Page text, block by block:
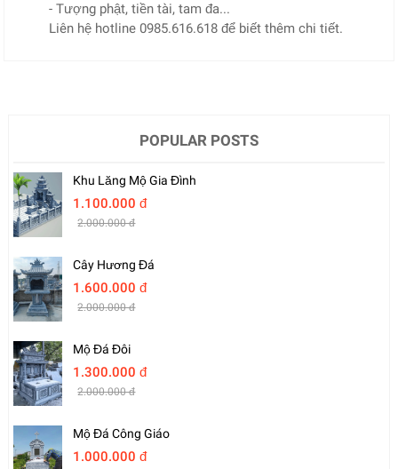
- Tượng phật, tiền tài, tam đa...
Liên hệ hotline 0985.616.618 để biết thêm chi tiết.
POPULAR POSTS
Khu Lăng Mộ Gia Đình
1.100.000 đ
2.000.000 đ
Cây Hương Đá
1.600.000 đ
2.000.000 đ
Mộ Đá Đôi
1.300.000 đ
2.000.000 đ
Mộ Đá Công Giáo
1.000.000 đ